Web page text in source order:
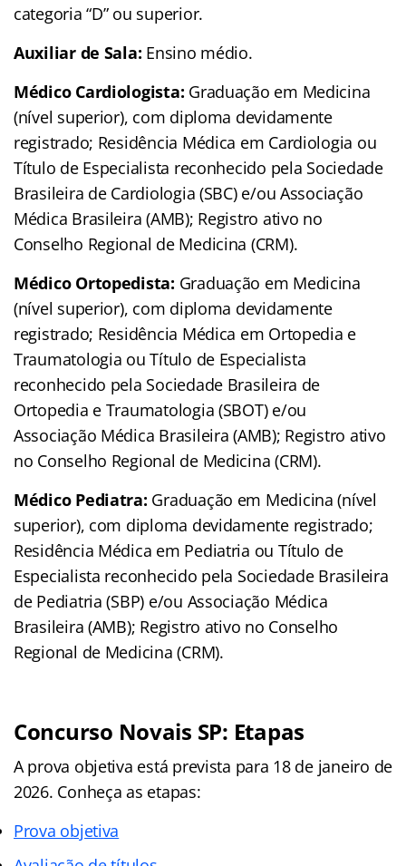
categoria “D” ou superior.
Auxiliar de Sala: Ensino médio.
Médico Cardiologista: Graduação em Medicina
(nível superior), com diploma devidamente
registrado; Residência Médica em Cardiologia ou
Título de Especialista reconhecido pela Sociedade
Brasileira de Cardiologia (SBC) e/ou Associação
Médica Brasileira (AMB); Registro ativo no
Conselho Regional de Medicina (CRM).
Médico Ortopedista: Graduação em Medicina
(nível superior), com diploma devidamente
registrado; Residência Médica em Ortopedia e
Traumatologia ou Título de Especialista
reconhecido pela Sociedade Brasileira de
Ortopedia e Traumatologia (SBOT) e/ou
Associação Médica Brasileira (AMB); Registro ativo
no Conselho Regional de Medicina (CRM).
Médico Pediatra: Graduação em Medicina (nível
superior), com diploma devidamente registrado;
Residência Médica em Pediatria ou Título de
Especialista reconhecido pela Sociedade Brasileira
de Pediatria (SBP) e/ou Associação Médica
Brasileira (AMB); Registro ativo no Conselho
Regional de Medicina (CRM).
Concurso Novais SP: Etapas
A prova objetiva está prevista para 18 de janeiro de
2026. Conheça as etapas:
Prova objetiva